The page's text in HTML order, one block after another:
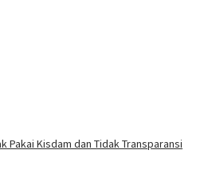
Pakai Kisdam dan Tidak Transparansi